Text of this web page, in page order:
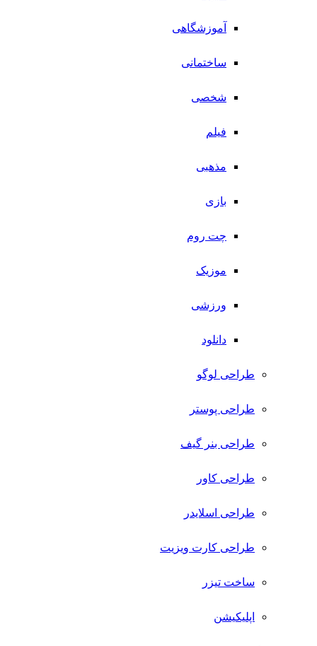
آموزشگاهی
ساختمانی
شخصی
فیلم
مذهبی
بازی
چت روم
موزیک
ورزشی
دانلود
طراحی لوگو
طراحی پوستر
طراحی بنر گیف
طراحی کاور
طراحی اسلایدر
طراحی کارت ویزیت
ساخت تیزر
اپلیکیشن